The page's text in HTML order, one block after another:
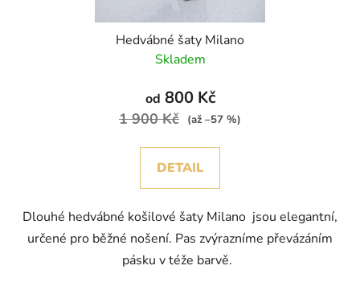
Hedvábné šaty Milano
Skladem
od 800 Kč
1 900 Kč (až –57 %)
DETAIL
Dlouhé hedvábné košilové šaty Milano jsou elegantní,
určené pro běžné nošení. Pas zvýrazníme převázáním
pásku v téže barvě.